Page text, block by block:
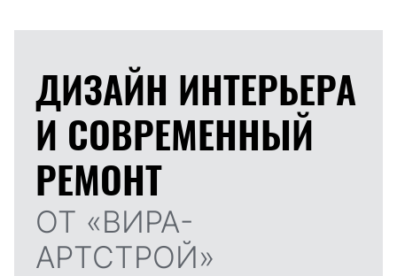
ДИЗАЙН ИНТЕРЬЕРА
И СОВРЕМЕННЫЙ
РЕМОНТ
ОТ «ВИРА-
АРТСТРОЙ»